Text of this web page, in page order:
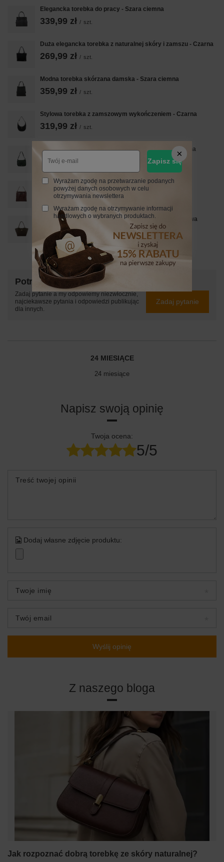
Elegancka torebka do pracy - Szara ciemna
339,99 zł / szt.
Duża elegancka torebka z naturalnej skóry i zamszu - Czarna
269,99 zł / szt.
Modna torebka skórzana damska - Szara ciemna
359,99 zł / szt.
Stylowa torebka z zamszowym wykończeniem - Czarna
319,99 zł / szt.
Pojemna torebka na ramię z kieszenią - Zielona ciemna
239,99 zł
Modna torebka ze skóry CROCO - Brązowa
339,99 zł / szt.
Barberinis - torebka duża zamszowa na ramię - Beżowa
ciemna
349,99 zł / szt.
Potrzebujesz pomocy? Masz pytania?
Zadaj pytanie a my odpowiemy niezwłocznie,
najciekawsze pytania i odpowiedzi publikując
dla innych.
Zadaj pytanie
24 MIESIĄCE
24 miesiące
Napisz swoją opinię
Twoja ocena:
5/5
Treść twojej opinii
Dodaj własne zdjęcie produktu:
Twoje imię
Twój email
Wyślij opinię
Z naszego bloga
Jak rozpoznać dobrą torebkę ze skóry naturalnej?
Zapisz się
Wyrażam zgodę na przetwarzanie podanych
powyżej danych osobowych w celu
otrzymywania newslettera
Wyrażam zgodę na otrzymywanie informacji
handlowych o wybranych produktach.